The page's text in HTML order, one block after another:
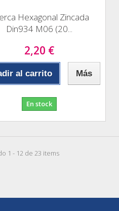
Hexagonal Zincada
Din934 M06 (20...
2,20 €
al carrito Más
En stock
1 - 12 de 23 items